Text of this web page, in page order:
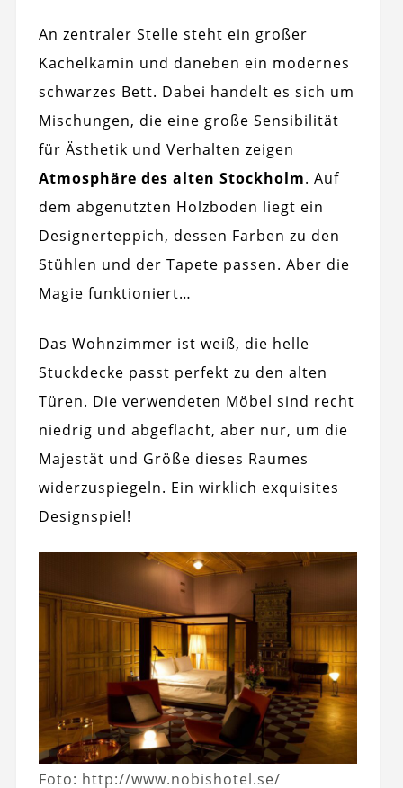
An zentraler Stelle steht ein großer
Kachelkamin und daneben ein modernes
schwarzes Bett. Dabei handelt es sich um
Mischungen, die eine große Sensibilität
für Ästhetik und Verhalten zeigen
Atmosphäre des alten Stockholm. Auf
dem abgenutzten Holzboden liegt ein
Designerteppich, dessen Farben zu den
Stühlen und der Tapete passen. Aber die
Magie funktioniert…
Das Wohnzimmer ist weiß, die helle
Stuckdecke passt perfekt zu den alten
Türen. Die verwendeten Möbel sind recht
niedrig und abgeflacht, aber nur, um die
Majestät und Größe dieses Raumes
widerzuspiegeln. Ein wirklich exquisites
Designspiel!
Foto: http://www.nobishotel.se/